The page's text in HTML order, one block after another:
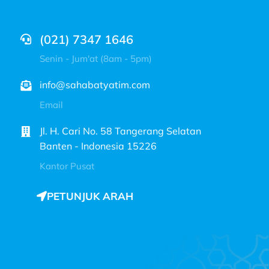
(021) 7347 1646
Senin - Jum'at (8am - 5pm)
info@sahabatyatim.com
Email
Jl. H. Cari No. 58 Tangerang Selatan
Banten - Indonesia 15226
Kantor Pusat
PETUNJUK ARAH